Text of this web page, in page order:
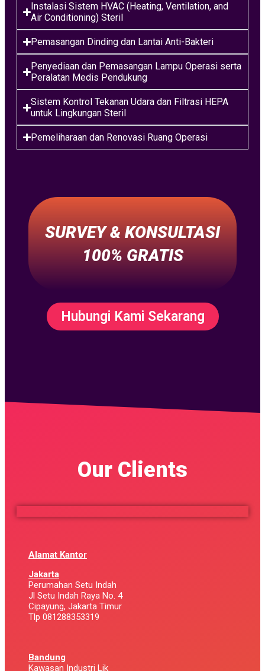
Instalasi Sistem HVAC (Heating, Ventilation, and
Air Conditioning) Steril
Pemasangan Dinding dan Lantai Anti-Bakteri
Penyediaan dan Pemasangan Lampu Operasi serta
Peralatan Medis Pendukung
Sistem Kontrol Tekanan Udara dan Filtrasi HEPA
untuk Lingkungan Steril
Pemeliharaan dan Renovasi Ruang Operasi
SURVEY & KONSULTASI
100% GRATIS
Hubungi Kami Sekarang
Our Clients
Alamat Kantor
Jakarta
Perumahan Setu Indah
Jl Setu Indah Raya No. 4
Cipayung, Jakarta Timur
Tlp 081288353319
Bandung
Kawasan Industri Lik